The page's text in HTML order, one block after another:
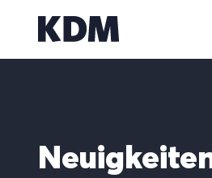
Inhalt
springen